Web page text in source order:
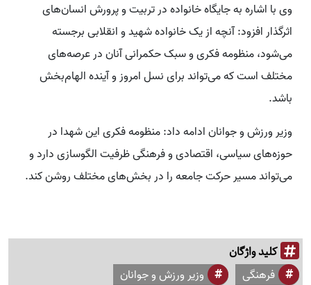
وی با اشاره به جایگاه خانواده در تربیت و پرورش انسان‌های
اثرگذار افزود: آنچه از یک خانواده شهید و انقلابی برجسته
می‌شود، منظومه فکری و سبک حکمرانی آنان در عرصه‌های
مختلف است که می‌تواند برای نسل امروز و آینده الهام‌بخش
باشد.
وزیر ورزش و جوانان ادامه داد: منظومه فکری این شهدا در
حوزه‌های سیاسی، اقتصادی و فرهنگی ظرفیت الگوسازی دارد و
می‌تواند مسیر حرکت جامعه را در بخش‌های مختلف روشن کند.
کلید واژگان
فرهنگی
وزیر ورزش و جوانان